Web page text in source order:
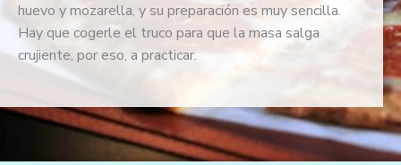
r
a
d
c
o
huevo y mozarella, y su preparación es muy sencilla.
Hay que cogerle el truco para que la masa salga
crujiente, por eso, a practicar.